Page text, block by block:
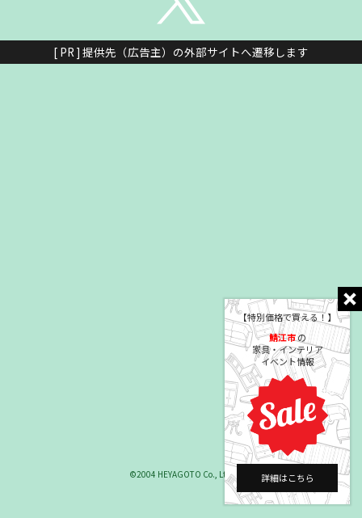
【特別価格で買える！】
鯖江市の
家具・インテリア
イベント情報
詳細はこちら
[ PR ] 提供先（広告主）の外部サイトへ遷移します
©2004 HEYAGOTO Co., Ltd.